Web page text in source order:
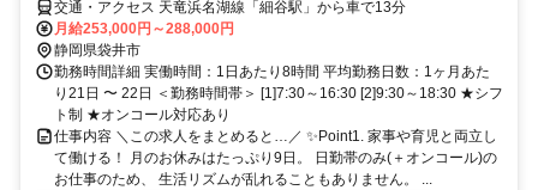
交通・アクセス 天竜浜名湖線「細谷駅」から車で13分
月給253,000円～288,000円
静岡県袋井市
勤務時間詳細 実働時間：1日あたり8時間 平均勤務日数：1ヶ月あた
り21日 〜 22日 ＜勤務時間帯＞ [1]7:30～16:30 [2]9:30～18:30 ★シフ
ト制 ★オンコール対応あり
仕事内容 ＼この求人をまとめると…／ ✨Point1. 家事や育児と両立し
て働ける！ 月のお休みはたっぷり9日。 日勤帯のみ(＋オンコール)の
お仕事のため、 生活リズムが乱れることもありません。 ...